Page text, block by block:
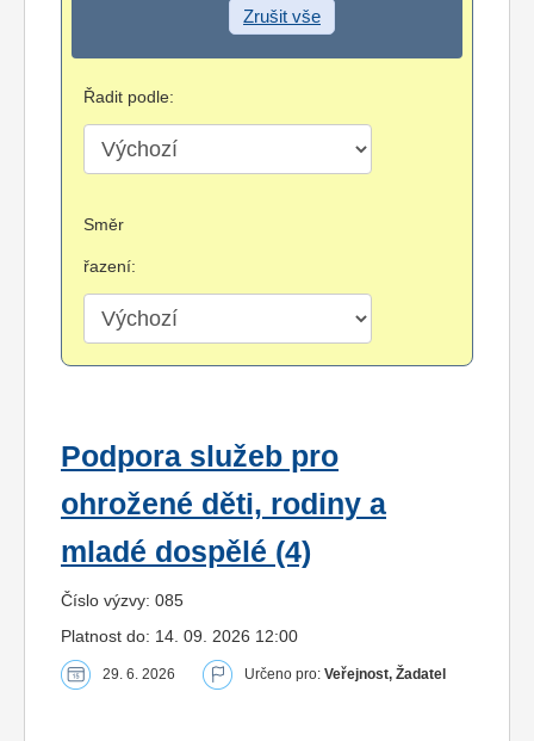
Zrušit vše
Řadit podle:
Směr
řazení:
Podpora služeb pro
ohrožené děti, rodiny a
mladé dospělé (4)
Číslo výzvy: 085
Platnost do: 14. 09. 2026 12:00
29. 6. 2026 Určeno pro: Veřejnost, Žadatel